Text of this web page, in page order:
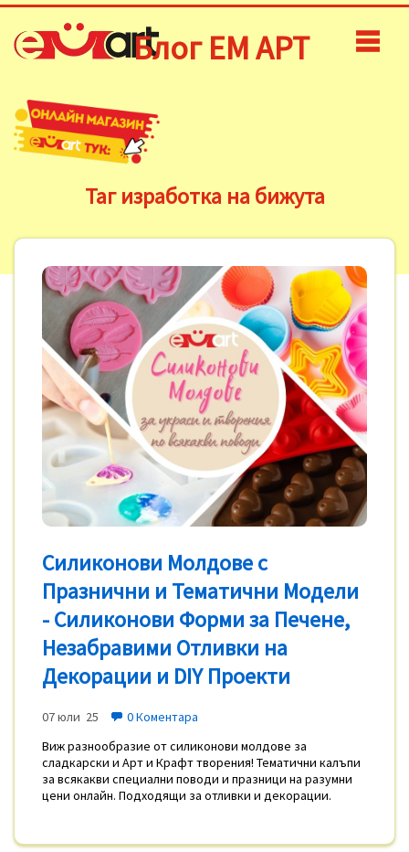
Блог ЕМ АРТ
Таг изработка на бижута
Силиконови Молдове с
Празнични и Тематични Модели
- Силиконови Форми за Печене,
Незабравими Отливки на
Декорации и DIY Проекти
07 юли 25
0 Коментара
Виж разнообразие от силиконови молдове за
сладкарски и Арт и Крафт творения! Тематични калъпи
за всякакви специални поводи и празници на разумни
цени онлайн. Подходящи за отливки и декорации.